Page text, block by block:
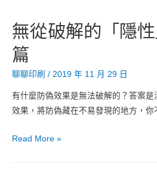
無從破解的「隱
篇
聊聊印刷 / 2019 年 11 月 29 日
有什麼防偽效果是無法破解的？答案
效果，將防偽藏在不易發現的地方，你
無
Read More »